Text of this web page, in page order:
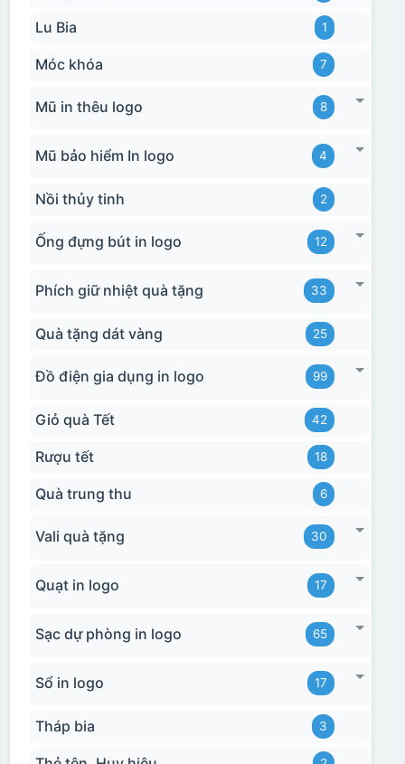
Lu Bia 1
Móc khóa 7
Mũ in thêu logo 8
Mũ bảo hiểm In logo 4
Nồi thủy tinh 2
Ống đựng bút in logo 12
Phích giữ nhiệt quà tặng 33
Quà tặng dát vàng 25
Đồ điện gia dụng in logo 99
Giỏ quà Tết 42
Rượu tết 18
Quà trung thu 6
Vali quà tặng 30
Quạt in logo 17
Sạc dự phòng in logo 65
Sổ in logo 17
Tháp bia 3